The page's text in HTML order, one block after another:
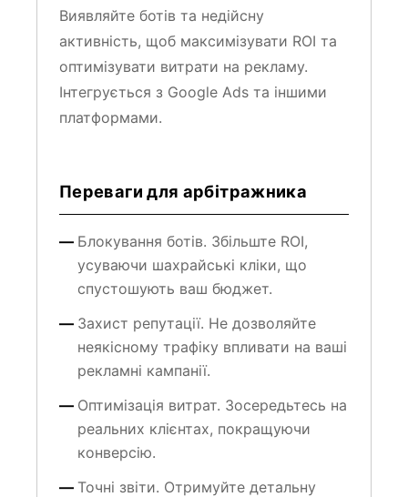
Виявляйте ботів та недійсну
активність, щоб максимізувати ROI та
оптимізувати витрати на рекламу.
Інтегрується з Google Ads та іншими
платформами.
Переваги для арбітражника
Блокування ботів. Збільште ROI,
усуваючи шахрайські кліки, що
спустошують ваш бюджет.
Захист репутації. Не дозволяйте
неякісному трафіку впливати на ваші
рекламні кампанії.
Оптимізація витрат. Зосередьтесь на
реальних клієнтах, покращуючи
конверсію.
Точні звіти. Отримуйте детальну